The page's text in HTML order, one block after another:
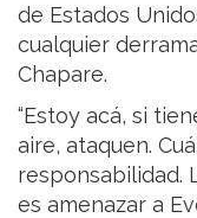
de Estados
cualquier
Chapare.
“Estoy acá, si
aire, ataquen.
responsabilidad.
es amenazar a